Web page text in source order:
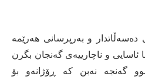
دەسەڵاتدار و بەرپرسانی هەرێمە
ئاسایی و ناچارییەی گەنجان بگرن
گەنجە نەبن کە ڕۆژانەو بۆ